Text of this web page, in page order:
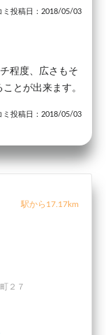
ミ投稿日：2018/05/03
程度、広さもそ
とが出来ます。
ミ投稿日：2018/05/03
駅から17.17km
２７